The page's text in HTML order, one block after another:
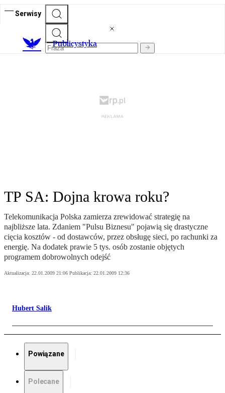
Serwisy
Publicystyka
TP SA: Dojna krowa roku?
Telekomunikacja Polska zamierza zrewidować strategię na
najbliższe lata. Zdaniem "Pulsu Biznesu" pojawią się drastyczne
cięcia kosztów - od dostawców, przez obsługę sieci, po rachunki za
energię. Na dodatek prawie 5 tys. osób zostanie objętych
programem dobrowolnych odejść
Aktualizacja: 22.01.2009 21:06 Publikacja: 22.01.2009 12:36
Hubert Salik
Powiązane
Polecane